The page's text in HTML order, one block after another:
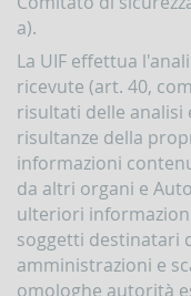
Direttore
Interventi
della
Banca
d'Italia
in
materia
di
antiriciclaggio
Comunicati
Novità
a).
La UIF effettua
ricevute (art. 40,
risultati delle analisi
risultanze della
informazioni
da altri organi e
ulteriori
soggetti destinatari
amministrazioni e
omologhe autorità